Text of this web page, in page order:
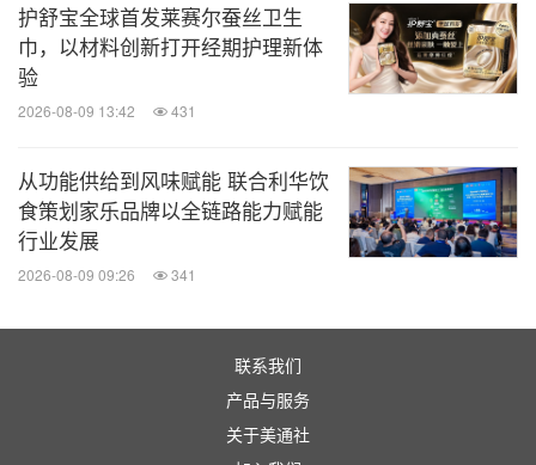
护舒宝全球首发莱赛尔蚕丝卫生
巾，以材料创新打开经期护理新体
验
2026-08-09 13:42 431
从功能供给到风味赋能 联合利华饮
食策划家乐品牌以全链路能力赋能
行业发展
2026-08-09 09:26 341
联系我们
产品与服务
关于美通社